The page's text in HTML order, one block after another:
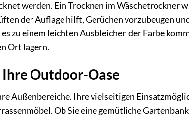
werden. Ein Trocknen im Wäschetrockner
der Auflage hilft, Gerüchen vorzubeugen
zu einem leichten Ausbleichen der Farbe
Ort lagern.
Outdoor-Oase
Außenbereiche. Ihre vielseitigen
Ob Sie eine gemütliche